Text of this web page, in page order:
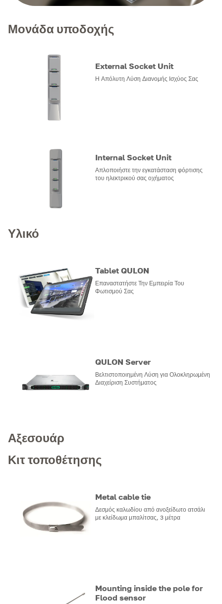
Μονάδα υποδοχής
External Socket Unit
Η Απόλυτη Λύση Διανομής Ισχύος Σας
Internal Socket Unit
Απλοποιήστε την εγκατάσταση φόρτισης
του ηλεκτρικού σας οχήματος
Υλικό
Tablet QULON
Επαναστατήστε Την Εμπειρία Του
Φωτισμού Σας
QULON Server
Βελτιστοποιημένη Λύση για Ολοκληρωμένη
Διαχείριση Συστήματος
Αξεσουάρ
Κιτ τοποθέτησης
Metal cable tie
Δεσμός καλωδίου από ανοξείδωτο ατσάλι
με κλείδωμα μπαλίτσας, 3 μέτρα
Mounting inside the pole for
Flood sensor